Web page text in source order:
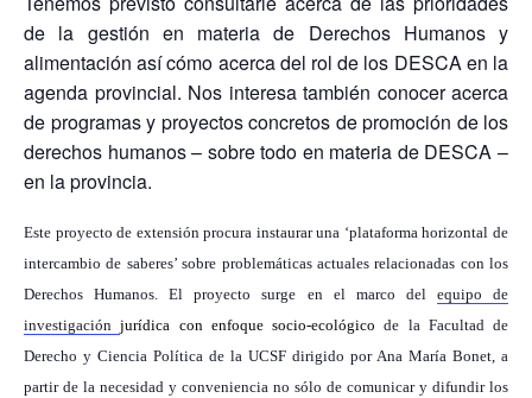
de la gestión en materia de Derechos Humanos y
alimentación así cómo acerca del rol de los DESCA en la
agenda provincial. Nos interesa también conocer acerca
de programas y proyectos concretos de promoción de los
derechos humanos – sobre todo en materia de DESCA –
en la provincia.
Este proyecto de extensión procura instaurar una ‘plataforma horizontal de
intercambio de saberes’ sobre problemáticas actuales relacionadas con los
Derechos Humanos. El proyecto surge en el marco del equipo de
investigaciónjurídica con enfoque socio-ecológico de la Facultad de
Derecho y Ciencia Política de la UCSF dirigido por Ana María Bonet, a
partir de la necesidad y conveniencia no sólo de comunicar y difundir los